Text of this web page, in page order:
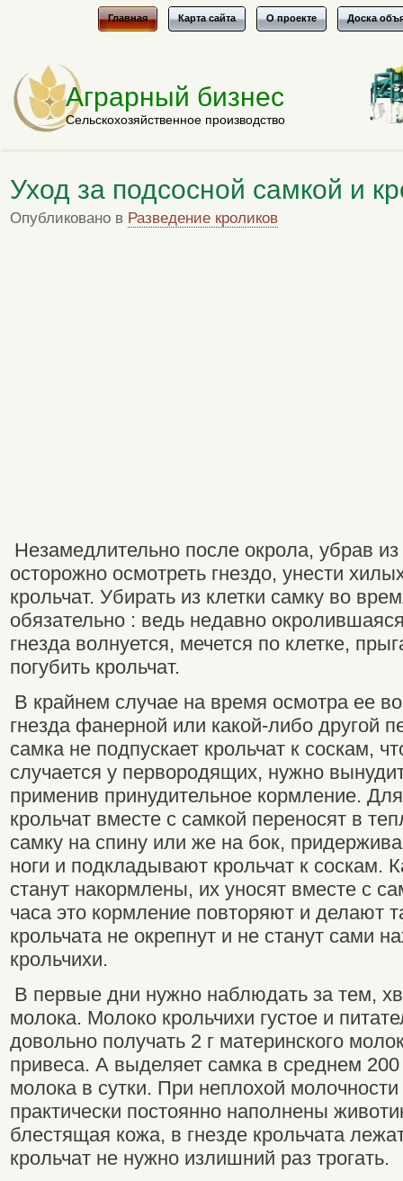
Главная Карта сайта О проекте Доска
Аграрный бизнес
Сельскохозяйственное производство
Уход за подсосной самкой и
Опубликовано в Разведение кроликов
Незамедлительно после окрола, убрав из
осторожно осмотреть гнездо, унести
крольчат. Убирать из клетки самку во
обязательно : ведь недавно
гнезда волнуется, мечется по клетке,
погубить крольчат.
В крайнем случае на время осмотра ее
гнезда фанерной или какой-либо другой
самка не подпускает крольчат к соскам,
случается у первородящих, нужно
применив принудительное кормление.
крольчат вместе с самкой переносят в
самку на спину или же на бок,
ноги и подкладывают крольчат к соскам.
станут накормлены, их уносят вместе с
часа это кормление повторяют и делают
крольчата не окрепнут и не станут сами
крольчихи.
В первые дни нужно наблюдать за тем,
молока. Молоко крольчихи густое и
довольно получать 2 г материнского
привеса. А выделяет самка в среднем 200
молока в сутки. При неплохой
практически постоянно наполнены
блестящая кожа, в гнезде крольчата
крольчат не нужно излишний раз трогать.